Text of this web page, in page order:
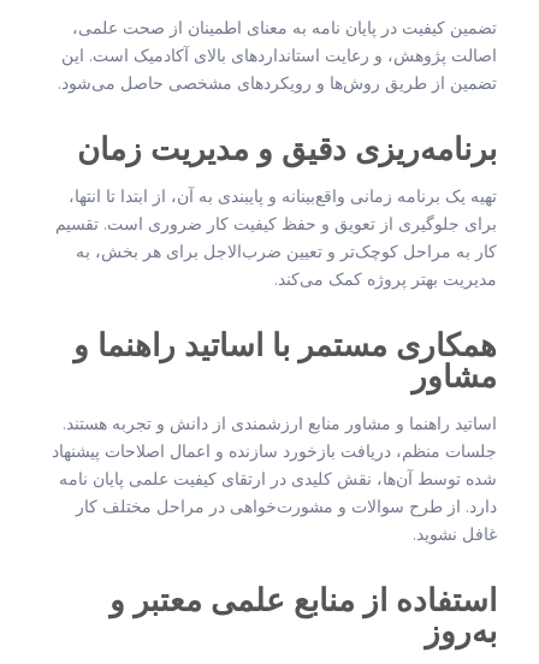
تضمین کیفیت در پایان نامه به معنای اطمینان از صحت علمی،
اصالت پژوهش، و رعایت استانداردهای بالای آکادمیک است. این
تضمین از طریق روش‌ها و رویکردهای مشخصی حاصل می‌شود.
برنامه‌ریزی دقیق و مدیریت زمان
تهیه یک برنامه زمانی واقع‌بینانه و پایبندی به آن، از ابتدا تا انتها،
برای جلوگیری از تعویق و حفظ کیفیت کار ضروری است. تقسیم
کار به مراحل کوچک‌تر و تعیین ضرب‌الاجل برای هر بخش، به
مدیریت بهتر پروژه کمک می‌کند.
همکاری مستمر با اساتید راهنما و
مشاور
اساتید راهنما و مشاور منابع ارزشمندی از دانش و تجربه هستند.
جلسات منظم، دریافت بازخورد سازنده و اعمال اصلاحات پیشنهاد
شده توسط آن‌ها، نقش کلیدی در ارتقای کیفیت علمی پایان نامه
دارد. از طرح سوالات و مشورت‌خواهی در مراحل مختلف کار
غافل نشوید.
استفاده از منابع علمی معتبر و
به‌روز